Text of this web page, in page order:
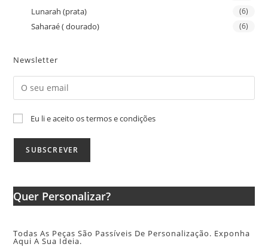
Lunarah (prata) (6)
Saharaé ( dourado) (6)
Newsletter
Eu li e aceito os termos e condições
Quer Personalizar?
Todas As Peças São Passíveis De Personalização. Exponha
Aqui A Sua Ideia.